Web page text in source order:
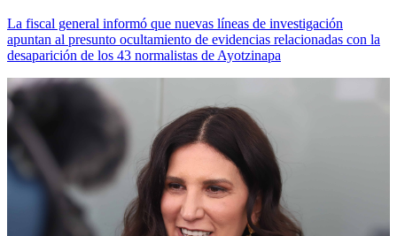
La fiscal general informó que nuevas líneas de investigación
apuntan al presunto ocultamiento de evidencias relacionadas con la
desaparición de los 43 normalistas de Ayotzinapa